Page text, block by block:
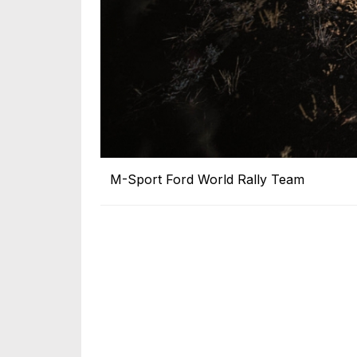
M-Sport Ford World Rally Team